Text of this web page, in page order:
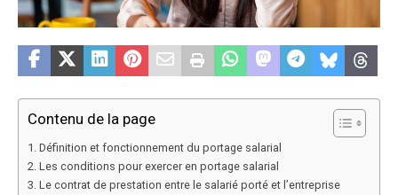
Contenu de la page
Définition et fonctionnement du portage salarial
Les conditions pour exercer en portage salarial
Le contrat de prestation entre le salarié porté et l’entreprise